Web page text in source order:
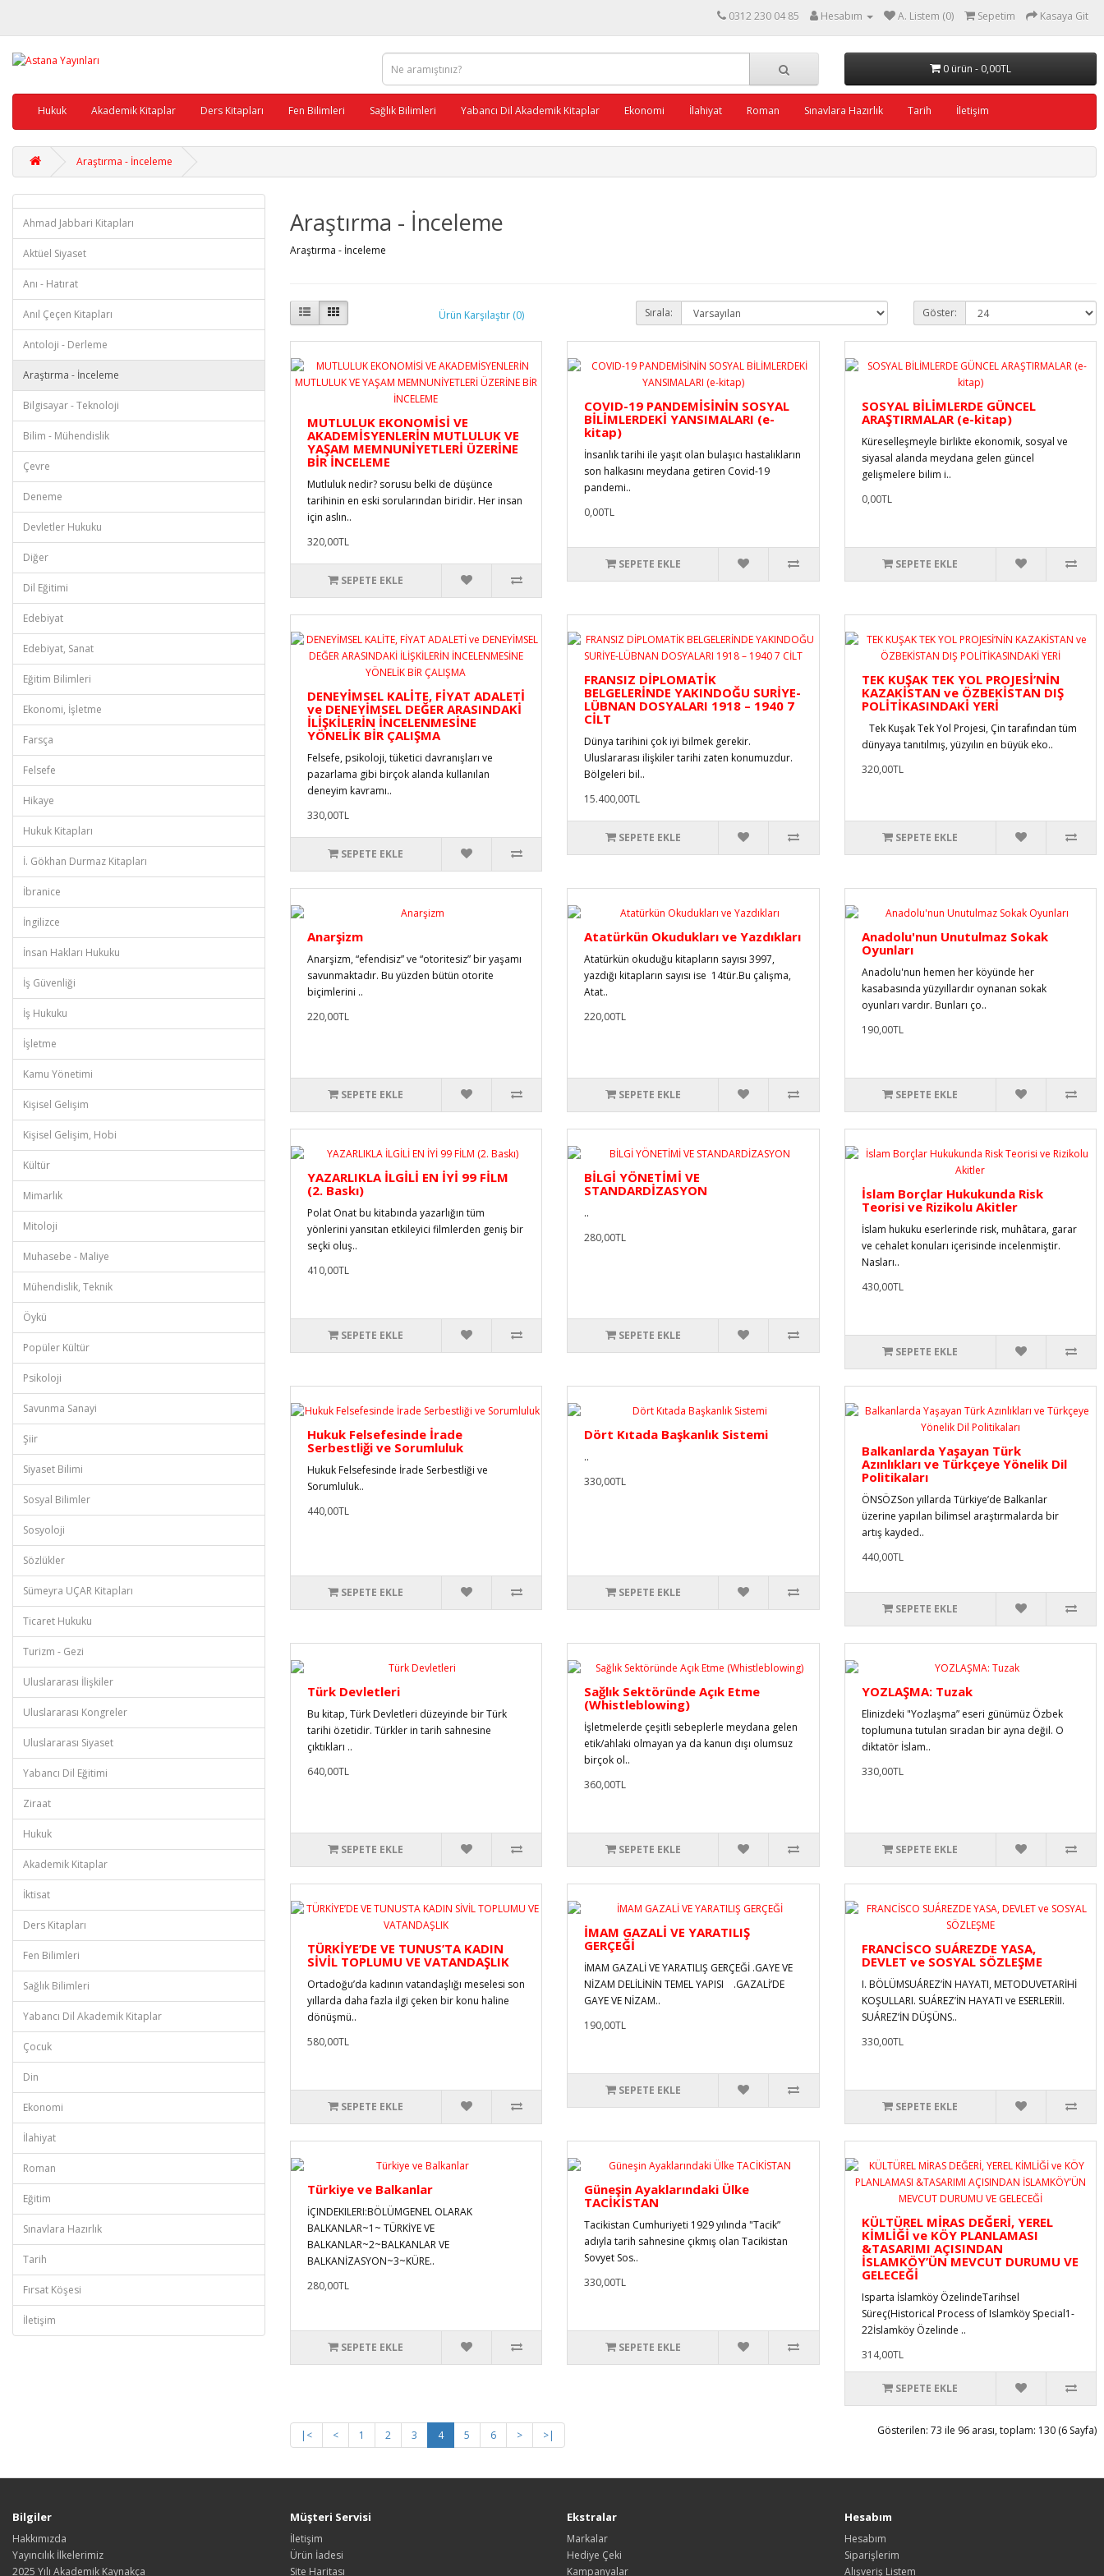
0312 230 04 85 Hesabım A. Listem (0) Sepetim Kasaya Git
0 ürün - 0,00TL
Hukuk Akademik Kitaplar Ders Kitapları Fen Bilimleri Sağlık Bilimleri Yabancı Dil Akademik Kitaplar Ekonomi İlahiyat Roman Sınavlara Hazırlık Tarih İletişim
Araştırma - İnceleme
Ahmad Jabbari Kitapları
Aktüel Siyaset
Anı - Hatırat
Anıl Çeçen Kitapları
Antoloji - Derleme
Araştırma - İnceleme
Bilgisayar - Teknoloji
Bilim - Mühendislik
Çevre
Deneme
Devletler Hukuku
Diğer
Dil Eğitimi
Edebiyat
Edebiyat, Sanat
Eğitim Bilimleri
Ekonomi, İşletme
Farsça
Felsefe
Hikaye
Hukuk Kitapları
İ. Gökhan Durmaz Kitapları
İbranice
İngilizce
İnsan Hakları Hukuku
İş Güvenliği
İş Hukuku
İşletme
Kamu Yönetimi
Kişisel Gelişim
Kişisel Gelişim, Hobi
Kültür
Mimarlık
Mitoloji
Muhasebe - Maliye
Mühendislik, Teknik
Öykü
Popüler Kültür
Psikoloji
Savunma Sanayi
Şiir
Siyaset Bilimi
Sosyal Bilimler
Sosyoloji
Sözlükler
Sümeyra UÇAR Kitapları
Ticaret Hukuku
Turizm - Gezi
Uluslararası İlişkiler
Uluslararası Kongreler
Uluslararası Siyaset
Yabancı Dil Eğitimi
Ziraat
Hukuk
Akademik Kitaplar
İktisat
Ders Kitapları
Fen Bilimleri
Sağlık Bilimleri
Yabancı Dil Akademik Kitaplar
Çocuk
Din
Ekonomi
İlahiyat
Roman
Eğitim
Sınavlara Hazırlık
Tarih
Fırsat Köşesi
İletişim
Araştırma - İnceleme
Araştırma - İnceleme
Ürün Karşılaştır (0) Sırala: Göster:
MUTLULUK EKONOMİSİ VE
AKADEMİSYENLERİN MUTLULUK VE
YAŞAM MEMNUNİYETLERİ ÜZERİNE
BİR İNCELEME
Mutluluk nedir? sorusu belki de düşünce
tarihinin en eski sorularından biridir. Her insan
için aslın..
320,00TL
SEPETE EKLE
COVID-19 PANDEMİSİNİN SOSYAL
BİLİMLERDEKİ YANSIMALARI (e-
kitap)
İnsanlık tarihi ile yaşıt olan bulaşıcı hastalıkların
son halkasını meydana getiren Covid-19
pandemi..
0,00TL
SEPETE EKLE
SOSYAL BİLİMLERDE GÜNCEL
ARAŞTIRMALAR (e-kitap)
Küreselleşmeyle birlikte ekonomik, sosyal ve
siyasal alanda meydana gelen güncel
gelişmelere bilim i..
0,00TL
SEPETE EKLE
DENEYİMSEL KALİTE, FİYAT ADALETİ
ve DENEYİMSEL DEĞER ARASINDAKİ
İLİŞKİLERİN İNCELENMESİNE
YÖNELİK BİR ÇALIŞMA
Felsefe, psikoloji, tüketici davranışları ve
pazarlama gibi birçok alanda kullanılan
deneyim kavramı..
330,00TL
SEPETE EKLE
FRANSIZ DİPLOMATİK
BELGELERİNDE YAKINDOĞU SURİYE-
LÜBNAN DOSYALARI 1918 – 1940 7
CİLT
Dünya tarihini çok iyi bilmek gerekir.
Uluslararası ilişkiler tarihi zaten konumuzdur.
Bölgeleri bil..
15.400,00TL
SEPETE EKLE
TEK KUŞAK TEK YOL PROJESİ’NİN
KAZAKİSTAN ve ÖZBEKİSTAN DIŞ
POLİTİKASINDAKİ YERİ
Tek Kuşak Tek Yol Projesi, Çin tarafından tüm
dünyaya tanıtılmış, yüzyılın en büyük eko..
320,00TL
SEPETE EKLE
Anarşizm
Anarşizm, “efendisiz” ve “otoritesiz” bir yaşamı
savunmaktadır. Bu yüzden bütün otorite
biçimlerini ..
220,00TL
SEPETE EKLE
Atatürkün Okudukları ve Yazdıkları
Atatürkün okuduğu kitapların sayısı 3997,
yazdığı kitapların sayısı ise 14tür.Bu çalışma,
Atat..
220,00TL
SEPETE EKLE
Anadolu'nun Unutulmaz Sokak
Oyunları
Anadolu'nun hemen her köyünde her
kasabasında yüzyıllardır oynanan sokak
oyunları vardır. Bunları ço..
190,00TL
SEPETE EKLE
YAZARLIKLA İLGİLİ EN İYİ 99 FİLM
(2. Baskı)
Polat Onat bu kitabında yazarlığın tüm
yönlerini yansıtan etkileyici filmlerden geniş bir
seçki oluş..
410,00TL
SEPETE EKLE
BİLGİ YÖNETİMİ VE
STANDARDİZASYON
..
280,00TL
SEPETE EKLE
İslam Borçlar Hukukunda Risk
Teorisi ve Rizikolu Akitler
İslam hukuku eserlerinde risk, muhâtara, garar
ve cehalet konuları içerisinde incelenmiştir.
Nasları..
430,00TL
SEPETE EKLE
Hukuk Felsefesinde İrade
Serbestliği ve Sorumluluk
Hukuk Felsefesinde İrade Serbestliği ve
Sorumluluk..
440,00TL
SEPETE EKLE
Dört Kıtada Başkanlık Sistemi
..
330,00TL
SEPETE EKLE
Balkanlarda Yaşayan Türk
Azınlıkları ve Türkçeye Yönelik Dil
Politikaları
ÖNSÖZSon yıllarda Türkiye’de Balkanlar
üzerine yapılan bilimsel araştırmalarda bir
artış kayded..
440,00TL
SEPETE EKLE
Türk Devletleri
Bu kitap, Türk Devletleri düzeyinde bir Türk
tarihi özetidir. Türkler in tarih sahnesine
çıktıkları ..
640,00TL
SEPETE EKLE
Sağlık Sektöründe Açık Etme
(Whistleblowing)
İşletmelerde çeşitli sebeplerle meydana gelen
etik/ahlaki olmayan ya da kanun dışı olumsuz
birçok ol..
360,00TL
SEPETE EKLE
YOZLAŞMA: Tuzak
Elinizdeki "Yozlaşma” eseri günümüz Özbek
toplumuna tutulan sıradan bir ayna değil. O
diktatör İslam..
330,00TL
SEPETE EKLE
TÜRKİYE’DE VE TUNUS’TA KADIN
SİVİL TOPLUMU VE VATANDAŞLIK
Ortadoğu’da kadının vatandaşlığı meselesi son
yıllarda daha fazla ilgi çeken bir konu haline
dönüşmü..
580,00TL
SEPETE EKLE
İMAM GAZALİ VE YARATILIŞ
GERÇEĞİ
İMAM GAZALİ VE YARATILIŞ GERÇEĞİ .GAYE VE
NİZAM DELİLİNİN TEMEL YAPISI .GAZALİ’DE
GAYE VE NİZAM..
190,00TL
SEPETE EKLE
FRANCİSCO SUÁREZDE YASA,
DEVLET ve SOSYAL SÖZLEŞME
I. BÖLÜMSUÁREZ’İN HAYATI, METODUVETARİHİ
KOŞULLARI. SUÁREZ’İN HAYATI ve ESERLERİII.
SUÁREZ’İN DÜŞÜNS..
330,00TL
SEPETE EKLE
Türkiye ve Balkanlar
İÇINDEKILERI:BÖLÜMGENEL OLARAK
BALKANLAR~1~ TÜRKİYE VE
BALKANLAR~2~BALKANLAR VE
BALKANİZASYON~3~KÜRE..
280,00TL
SEPETE EKLE
Güneşin Ayaklarındaki Ülke
TACİKİSTAN
Tacikistan Cumhuriyeti 1929 yılında "Tacik”
adıyla tarih sahnesine çıkmış olan Tacikistan
Sovyet Sos..
330,00TL
SEPETE EKLE
KÜLTÜREL MİRAS DEĞERİ, YEREL
KİMLİĞİ ve KÖY PLANLAMASI
&TASARIMI AÇISINDAN
İSLAMKÖY’ÜN MEVCUT DURUMU VE
GELECEĞİ
Isparta İslamköy ÖzelindeTarihsel
Süreç(Historical Process of Islamköy Special1-
22İslamköy Özelinde ..
314,00TL
SEPETE EKLE
|< < 1 2 3 4 5 6 > >| Gösterilen: 73 ile 96 arası, toplam: 130 (6 Sayfa)
Bilgiler
Hakkımızda
Yayıncılık İlkelerimiz
2025 Yılı Akademik Kaynakça
Müşteri Servisi
İletişim
Ürün İadesi
Site Haritası
Ekstralar
Markalar
Hediye Çeki
Kampanyalar
Hesabım
Hesabım
Siparişlerim
Alışveriş Listem